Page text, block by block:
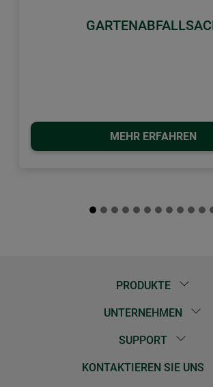
MEHR ERFAHREN
PRODUKTE
UNTERNEHMEN
SUPPORT
KONTAKTIEREN SIE UNS